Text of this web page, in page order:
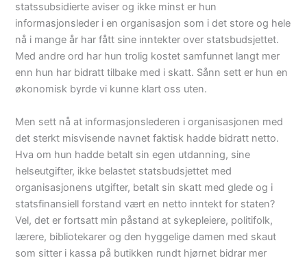
statssubsidierte aviser og ikke minst er hun
informasjonsleder i en organisasjon som i det store og hele
nå i mange år har fått sine inntekter over statsbudsjettet.
Med andre ord har hun trolig kostet samfunnet langt mer
enn hun har bidratt tilbake med i skatt. Sånn sett er hun en
økonomisk byrde vi kunne klart oss uten.
Men sett nå at informasjonslederen i organisasjonen med
det sterkt misvisende navnet faktisk hadde bidratt netto.
Hva om hun hadde betalt sin egen utdanning, sine
helseutgifter, ikke belastet statsbudsjettet med
organisasjonens utgifter, betalt sin skatt med glede og i
statsfinansiell forstand vært en netto inntekt for staten?
Vel, det er fortsatt min påstand at sykepleiere, politifolk,
lærere, bibliotekarer og den hyggelige damen med skaut
som sitter i kassa på butikken rundt hjørnet bidrar mer